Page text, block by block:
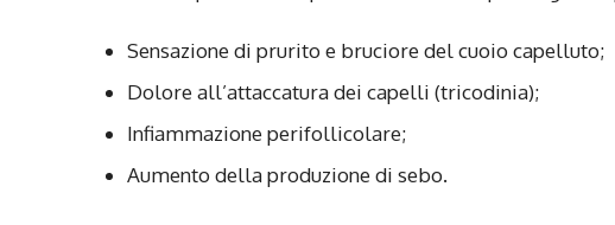
Sensazione di prurito e bruciore del cuoio capelluto;
Dolore all’attaccatura dei capelli (tricodinia);
Infiammazione perifollicolare;
Aumento della produzione di sebo.